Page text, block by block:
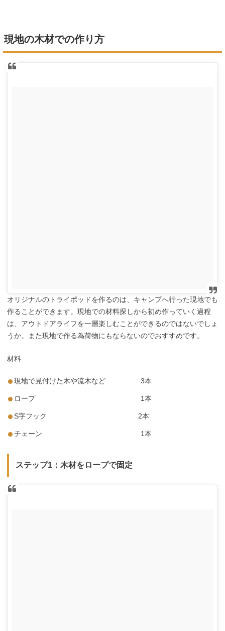
現地の木材での作り方
オリジナルのトライポッドを作るのは、キャンプへ行った現地でも
作ることができます。現地での材料探しから初め作っていく過程
は、アウトドアライフを一層楽しむことができるのではないでしょ
うか。また現地で作る為荷物にもならないのでおすすめです。
材料
現地で見付けた木や流木など 3本
ロープ 1本
S字フック 2本
チェーン 1本
ステップ1：木材をロープで固定